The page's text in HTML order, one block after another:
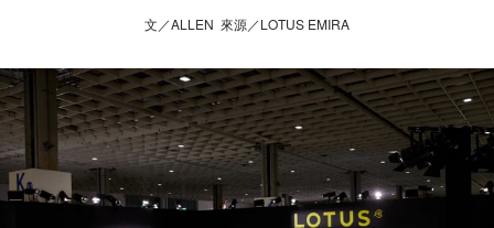
文／ALLEN 來源／LOTUS EMIRA